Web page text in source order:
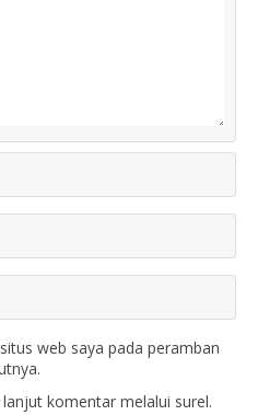
web saya pada peramban
komentar melalui surel.